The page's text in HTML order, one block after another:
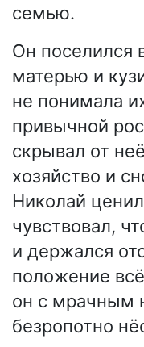
семью.
Он поселился
матерью и
не понимала
привычной
скрывал от
хозяйство и
Николай
чувствовал,
и держался
положение
он с мрачным
безропотно